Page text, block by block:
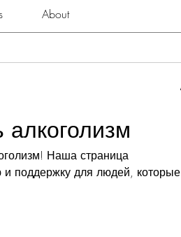
About
Наша страница
поддержку для людей, которые